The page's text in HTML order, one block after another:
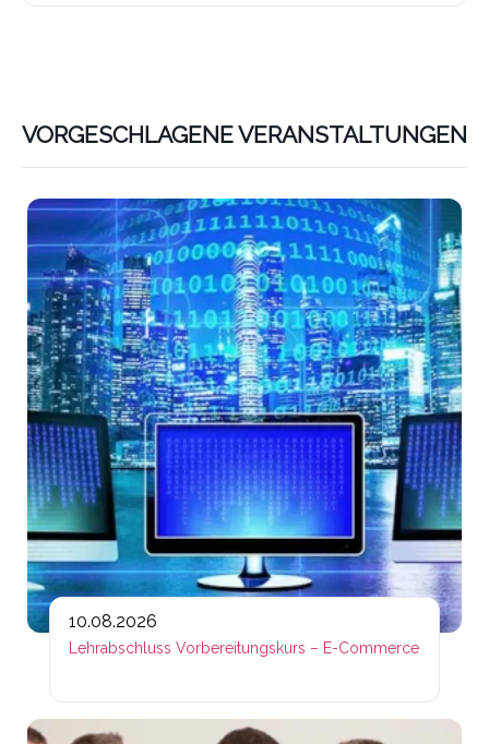
VORGESCHLAGENE VERANSTALTUNGEN
10.08.2026
Lehrabschluss Vorbereitungskurs – E-Commerce